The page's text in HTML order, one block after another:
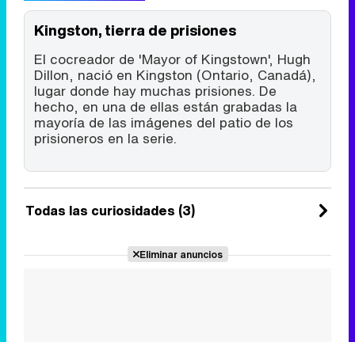
Kingston, tierra de prisiones
El cocreador de 'Mayor of Kingstown', Hugh
Dillon, nació en Kingston (Ontario, Canadá),
lugar donde hay muchas prisiones. De
hecho, en una de ellas están grabadas la
mayoría de las imágenes del patio de los
prisioneros en la serie.
Todas las curiosidades (3)
Eliminar anuncios